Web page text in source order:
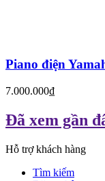
Piano điện
7.000.000₫
Đã xem gần
Hỗ trợ khách hàng
Tìm kiếm